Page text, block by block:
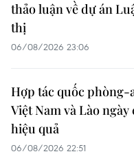
thảo luận về dự án
thị
06/08/2026 23:06
Hợp tác quốc phòng-
Việt Nam và Lào
hiệu quả
06/08/2026 22:51